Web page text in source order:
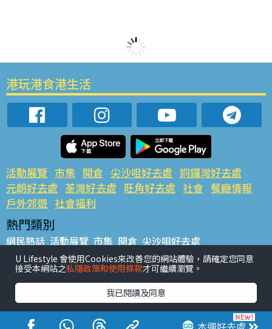
港玩港食港生活
活動展覽 市集 開倉 尖沙咀好去處 銅鑼灣好去處
元朗好去處 荃灣好去處 旺角好去處 社會 餐廳情報
戶外郊遊 社會福利
熱門類別
網民熱話 活動展覽 市集 開倉 尖沙咀好去處
銅鑼灣好去處 元朗好去處 荃灣好去處 旺角好去處 社會
餐廳情報 戶外郊遊
熱門標籤
#UGO搵好去處 #人氣活動推介 #美食社群熱話
#親子玩樂好去處
#ULifestyle應用程式 #限時搶
U Lifestyle 會使用Cookies來改善您的網站體驗，請確定您同意
接受本網站之私隱政策和使用條款才可繼續瀏覽。
我已閱讀及同意